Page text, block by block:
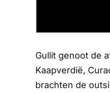
Gullit genoot de
Kaapverdië,
brachten de